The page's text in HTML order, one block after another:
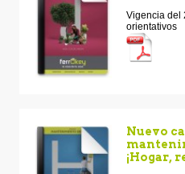
Vigencia del
orientativos
Nuevo
¡Hogar,